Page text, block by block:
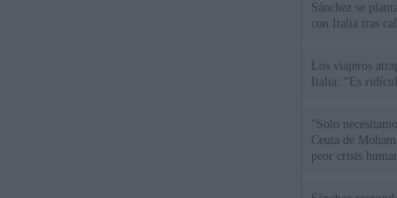
Sánchez se
con Italia tras
Los viajeros
Italia: “Es
"Solo
Ceuta de
peor crisis